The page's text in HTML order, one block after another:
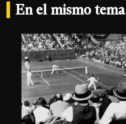
En el mismo tema